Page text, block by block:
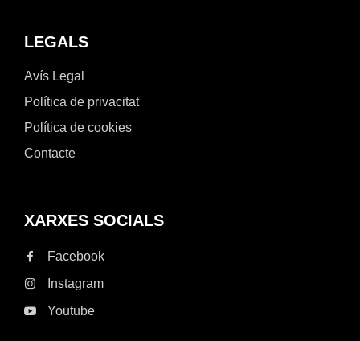
LEGALS
Avís Legal
Política de privacitat
Política de cookies
Contacte
XARXES SOCIALS
Facebook
Instagram
Youtube